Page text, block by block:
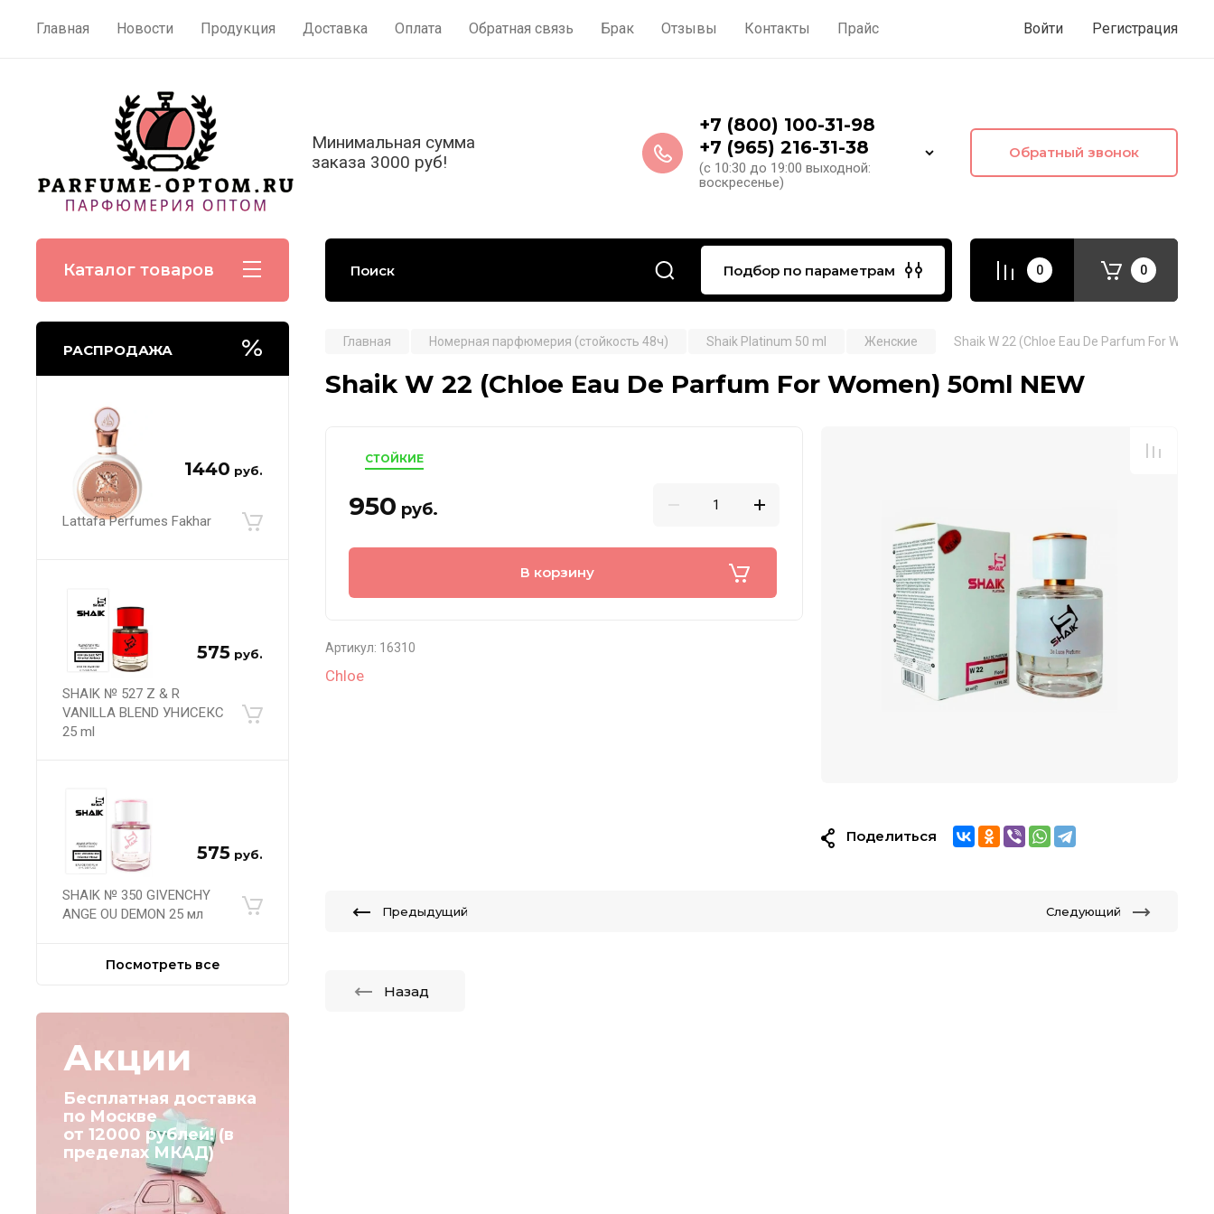
Главная Новости Продукция Доставка Оплата Обратная связь Брак Отзывы Контакты Прайс Войти Регистрация
Минимальная сумма
заказа 3000 руб!
+7 (800) 100-31-98
+7 (965) 216-31-38
(с 10:30 до 19:00 выходной:
воскресенье)
Обратный звонок
Каталог товаров Подбор по параметрам 0 0
РАСПРОДАЖА
1440 руб.
Lattafa Perfumes Fakhar
575 руб.
SHAIK № 527 Z & R
VANILLA BLEND УНИСЕКС
25 ml
575 руб.
SHAIK № 350 GIVENCHY
ANGE OU DEMON 25 мл
Посмотреть все
Акции
Бесплатная доставка
по Москве
от 12000 рублей! (в
пределах МКАД)
Главная Номерная парфюмерия (стойкость 48ч) Shaik Platinum 50 ml Женские Shaik W 22 (Chloe Eau De Parfum For
Shaik W 22 (Chloe Eau De Parfum For Women) 50ml NEW
СТОЙКИЕ
950 руб.
В корзину
Артикул: 16310
Chloe
Поделиться
Предыдущий Следующий
Назад